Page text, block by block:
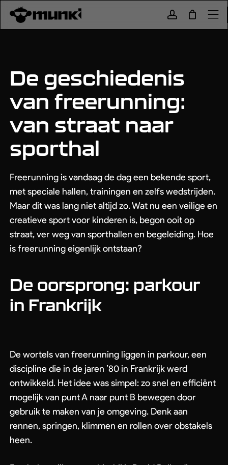
Menu
Gyms & Roosters Tarieven
Shop Blog
Werken bij
Aanbod
Lessen Kinderfeestjes
Vakantie Vrij Trainen
Evenementen Workshops
Algemene Voorwaarden Privacy Policy
Cart
De geschiedenis
van freerunning:
van straat naar
sporthal
Freerunning is vandaag de dag een bekende sport,
met speciale hallen, trainingen en zelfs wedstrijden.
Maar dit was lang niet altijd zo. Wat nu een veilige en
creatieve sport voor kinderen is, begon ooit op
straat, ver weg van sporthallen en begeleiding. Hoe
is freerunning eigenlijk ontstaan?
De oorsprong: parkour
in Frankrijk
De wortels van freerunning liggen in parkour, een
discipline die in de jaren ’80 in Frankrijk werd
ontwikkeld. Het idee was simpel: zo snel en efficiënt
mogelijk van punt A naar punt B bewegen door
gebruik te maken van je omgeving. Denk aan
rennen, springen, klimmen en rollen over obstakels
heen.